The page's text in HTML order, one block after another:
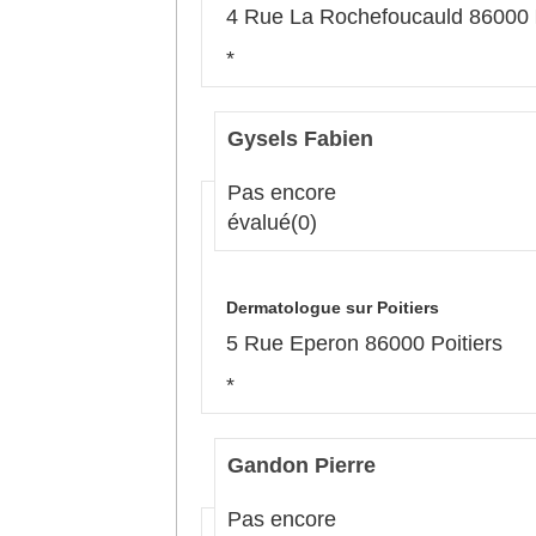
4 Rue La Rochefoucauld 86000
*
Gysels Fabien
Pas encore
évalué(0)
Dermatologue sur Poitiers
5 Rue Eperon 86000 Poitiers
*
Gandon Pierre
Pas encore